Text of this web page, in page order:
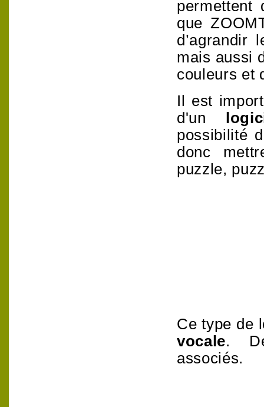
permettent
que
d’agrandir
mais aussi
couleurs et
Il est
d'un
possibilité
donc
puzzle,
Ce type de
vocale.
associés.